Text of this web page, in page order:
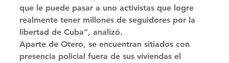
que le puede pasar a uno activistas que logre
realmente tener millones de seguidores por la
libertad de Cuba”, analizó.
Aparte de Otero, se encuentran sitiados con
presencia policial fuera de sus viviendas el